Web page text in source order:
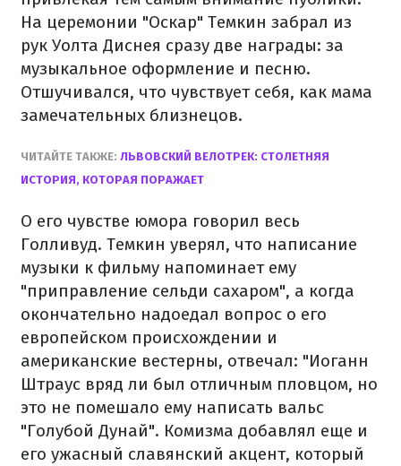
На церемонии "Оскар" Темкин забрал из
рук Уолта Диснея сразу две награды: за
музыкальное оформление и песню.
Отшучивался, что чувствуетсебя, как мама
замечательных близнецов.
ЧИТАЙТЕ ТАКЖЕ: ЛЬВОВСКИЙ ВЕЛОТРЕК: СТОЛЕТНЯЯ
ИСТОРИЯ, КОТОРАЯ ПОРАЖАЕТ
О его чувстве юмора говорил весь
Голливуд. Темкин уверял, что написание
музыки к фильму напоминает ему
"приправление сельди сахаром", а когда
окончательно надоедал вопрос о его
европейском происхождении и
американские вестерны, отвечал: "Иоганн
Штраус вряд ли был отличным пловцом, но
это не помешало ему написать вальс
"Голубой Дунай". Комизма добавлял еще и
его ужасный славянский акцент, который